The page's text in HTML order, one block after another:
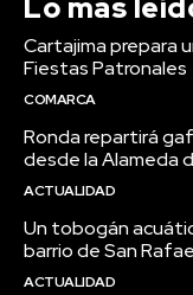
Lo más
Cartajima prepara
Fiestas Patronales
COMARCA
Ronda repartirá
desde la Alameda
ACTUALIDAD
Un tobogán
barrio de San
ACTUALIDAD